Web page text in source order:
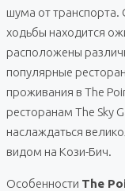
шума от транспорта.
ходьбы находится
расположены
популярные
проживания в The
ресторанам The Sky
наслаждаться
видом на Кози-Бич.
Особенности The